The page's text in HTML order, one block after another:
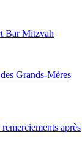
Bar Mitzvah
Grands-Mères
après